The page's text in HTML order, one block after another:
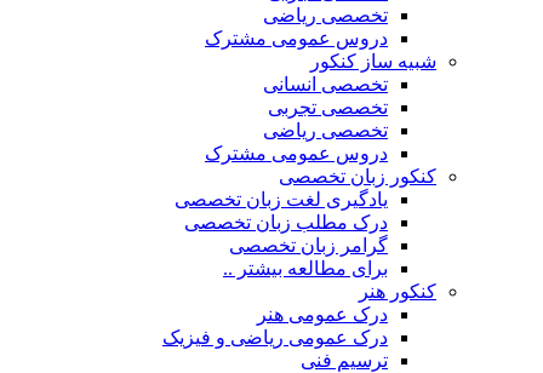
تخصصی ریاضی
دروس عمومی مشترک
شبیه ساز کنکور
تخصصی انسانی
تخصصی تجربی
تخصصی ریاضی
دروس عمومی مشترک
کنکور زبان تخصصی
یادگیری لغت زبان تخصصی
درک مطلب زبان تخصصی
گرامر زبان تخصصی
برای مطالعه بیشتر ..
کنکور هنر
درک عمومی هنر
درک عمومی ریاضی و فیزیک
ترسیم فنی